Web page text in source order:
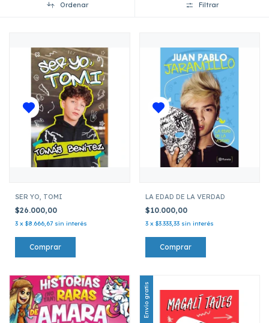
Ordenar Filtrar
SER YO, TOMI
$26.000,00
3 x $8.666,67 sin interés
LA EDAD DE LA VERDAD
$10.000,00
3 x $3.333,33 sin interés
Envío gratis